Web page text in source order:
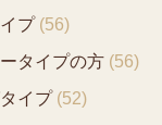
プ(56)
タイプの方 (56)
イプ(52)